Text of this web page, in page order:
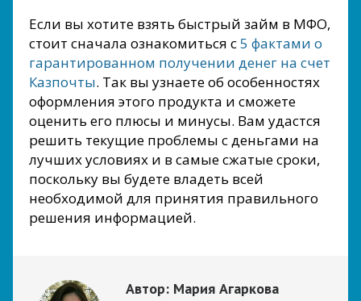
Если вы хотите взять быстрый займ в МФО,
стоит сначала ознакомиться с5 фактами о
гарантированном получении денег на счет
Казпочты. Так вы узнаете об особенностях
оформления этого продукта и сможете
оценить его плюсы и минусы. Вам удастся
решить текущие проблемы с деньгами на
лучших условиях и в самые сжатые сроки,
поскольку вы будете владеть всей
необходимой для принятия правильного
решения информацией.
Автор: Мария Агаркова